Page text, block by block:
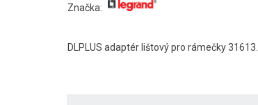
Značka:
DLPLUS adaptér lištový pro rámečky 31613.